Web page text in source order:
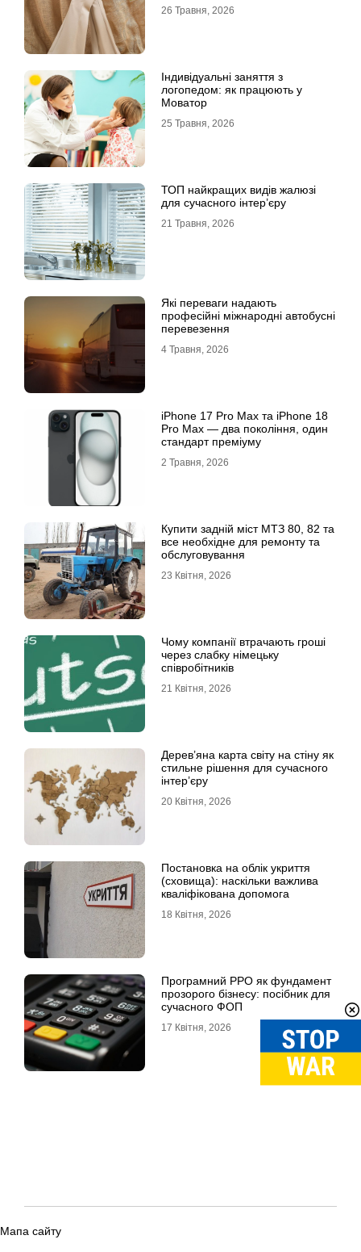
26 Травня, 2026
Індивідуальні заняття з
логопедом: як працюють у
Моватор
25 Травня, 2026
ТОП найкращих видів жалюзі
для сучасного інтер’єру
21 Травня, 2026
Які переваги надають
професійні міжнародні автобусні
перевезення
4 Травня, 2026
iРhone 17 Рro Мax та iРhone 18
Рro Мax — два покоління, один
стандарт преміуму
2 Травня, 2026
Купити задній міст МТЗ 80, 82 та
все необхідне для ремонту та
обслуговування
23 Квітня, 2026
Чому компанії втрачають гроші
через слабку німецьку
співробітників
21 Квітня, 2026
Дерев’яна карта світу на стіну як
стильне рішення для сучасного
інтер’єру
20 Квітня, 2026
Постановка на облік укриття
(сховища): наскільки важлива
кваліфікована допомога
18 Квітня, 2026
Програмний РРО як фундамент
прозорого бізнесу: посібник для
сучасного ФОП
17 Квітня, 2026
Мапа сайту